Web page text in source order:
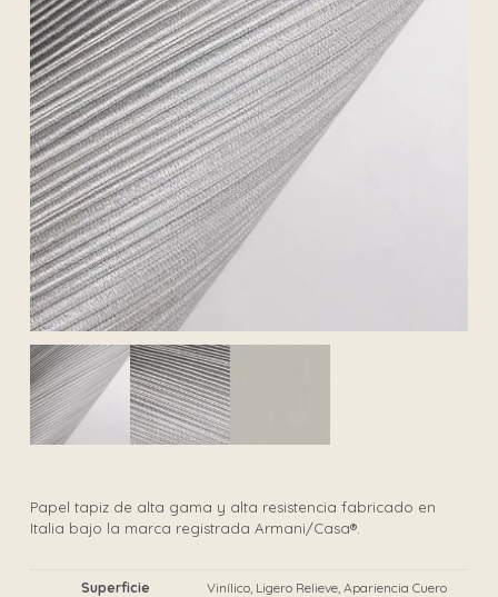
Papel tapiz de alta gama y alta resistencia fabricado en
Italia bajo la marca registrada Armani/Casa®.
Superficie
Vinílico, Ligero Relieve, Apariencia Cuero